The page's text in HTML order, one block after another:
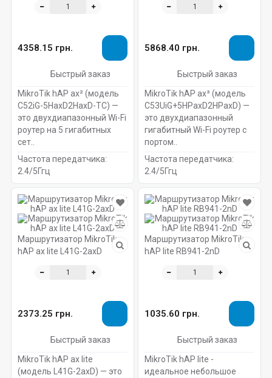
4358.15 грн.
Быстрый заказ
MikroTik hAP ax² (модель
C52iG-5HaxD2HaxD-TC) —
это двухдиапазонный Wi-Fi
роутер на 5 гигабитных
сет..
Частота передатчика:
2.4/5Ггц
5868.40 грн.
Быстрый заказ
MikroTik hAP ax³ (модель
C53UiG+5HPaxD2HPaxD) —
это двухдиапазонный
гигабитный Wi-Fi роутер с
портом..
Частота передатчика:
2.4/5Ггц
Маршрутизатор MikroTik
hAP ax lite L41G-2axD
2373.25 грн.
Быстрый заказ
MikroTik hAP ax lite
(модель L41G-2axD) — это
Маршрутизатор MikroTik
hAP lite RB941-2nD
1035.60 грн.
Быстрый заказ
MikroTik hAP lite -
идеальное небольшое